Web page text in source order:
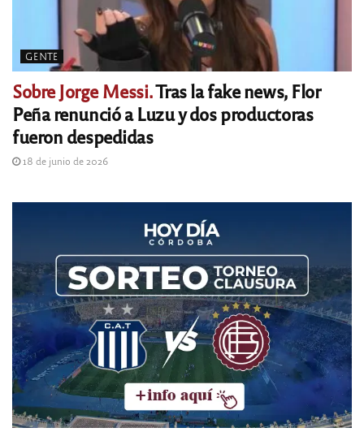
GENTE
Sobre Jorge Messi.Tras la fake news, Flor
Peña renunció a Luzu y dos productoras
fueron despedidas
18 de junio de 2026